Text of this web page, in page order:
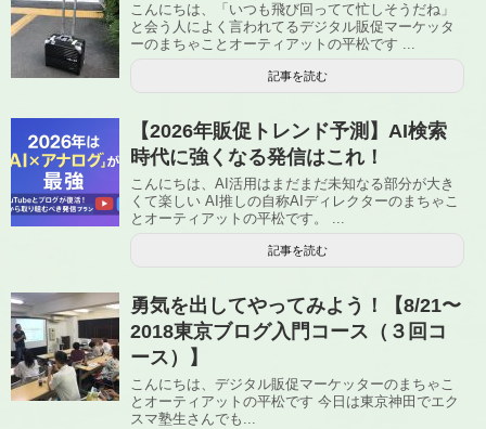
こんにちは、「いつも飛び回ってて忙しそうだね」
と会う人によく言われてるデジタル販促マーケッタ
ーのまちゃことオーティアットの平松です ...
記事を読む
【2026年販促トレンド予測】AI検索
時代に強くなる発信はこれ！
こんにちは、AI活用はまだまだ未知なる部分が大き
くて楽しい AI推しの自称AIディレクターのまちゃこ
とオーティアットの平松です。 ...
記事を読む
勇気を出してやってみよう！【8/21〜
2018東京ブログ入門コース（３回コ
ース）】
こんにちは、デジタル販促マーケッターのまちゃこ
とオーティアットの平松です 今日は東京神田でエク
スマ塾生さんでも...